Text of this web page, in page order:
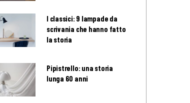
I classici: 9 lampade da
scrivania che hanno fatto
la storia
Pipistrello: una storia
lunga 60 anni